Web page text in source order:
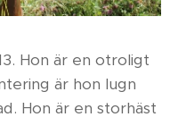
Hon är en otroligt
är hon lugn
Hon är en storhäst